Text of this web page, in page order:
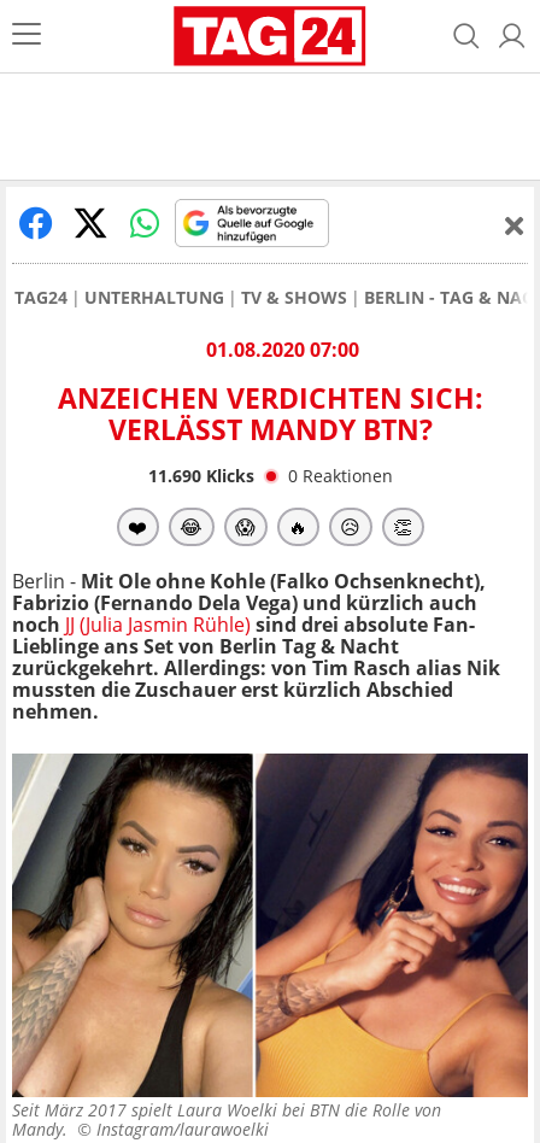
TAG24 UNTERHALTUNG TV & SHOWS BERLIN - TAG &
01.08.2020 07:00
ANZEICHEN VERDICHTEN SICH:
VERLÄSST MANDY BTN?
11.690Klicks 0 Reaktionen
❤️ 😂 😱 🔥 😥 👏
Berlin - Mit Ole ohne Kohle (Falko Ochsenknecht),
Fabrizio (Fernando Dela Vega) und kürzlich auch
noch JJ (Julia Jasmin Rühle) sind drei absolute Fan-
Lieblinge ans Set von Berlin Tag & Nacht
zurückgekehrt. Allerdings: von Tim Rasch alias Nik
mussten die Zuschauer erst kürzlich Abschied
nehmen.
Seit März 2017 spielt Laura Woelki bei BTN die Rolle von
Mandy. © Instagram/laurawoelki